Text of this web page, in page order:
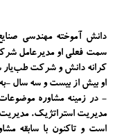
دانش آموخته مهندسی
سمت فعلی او مدیرعامل
کرانه دانش و شرکت طب‌یار
او بیش از بیست و سه سال -
- در زمینه مشاوره
مدیریت استراتژیک،
است و تاکنون با سابقه